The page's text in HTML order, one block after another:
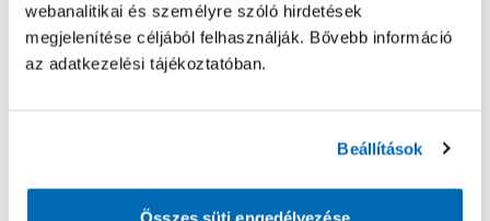
webanalitikai és személyre szóló hirdetések
megjelenítése céljából felhasználják. Bővebb információ
az adatkezelési tájékoztatóban.
Beállítások